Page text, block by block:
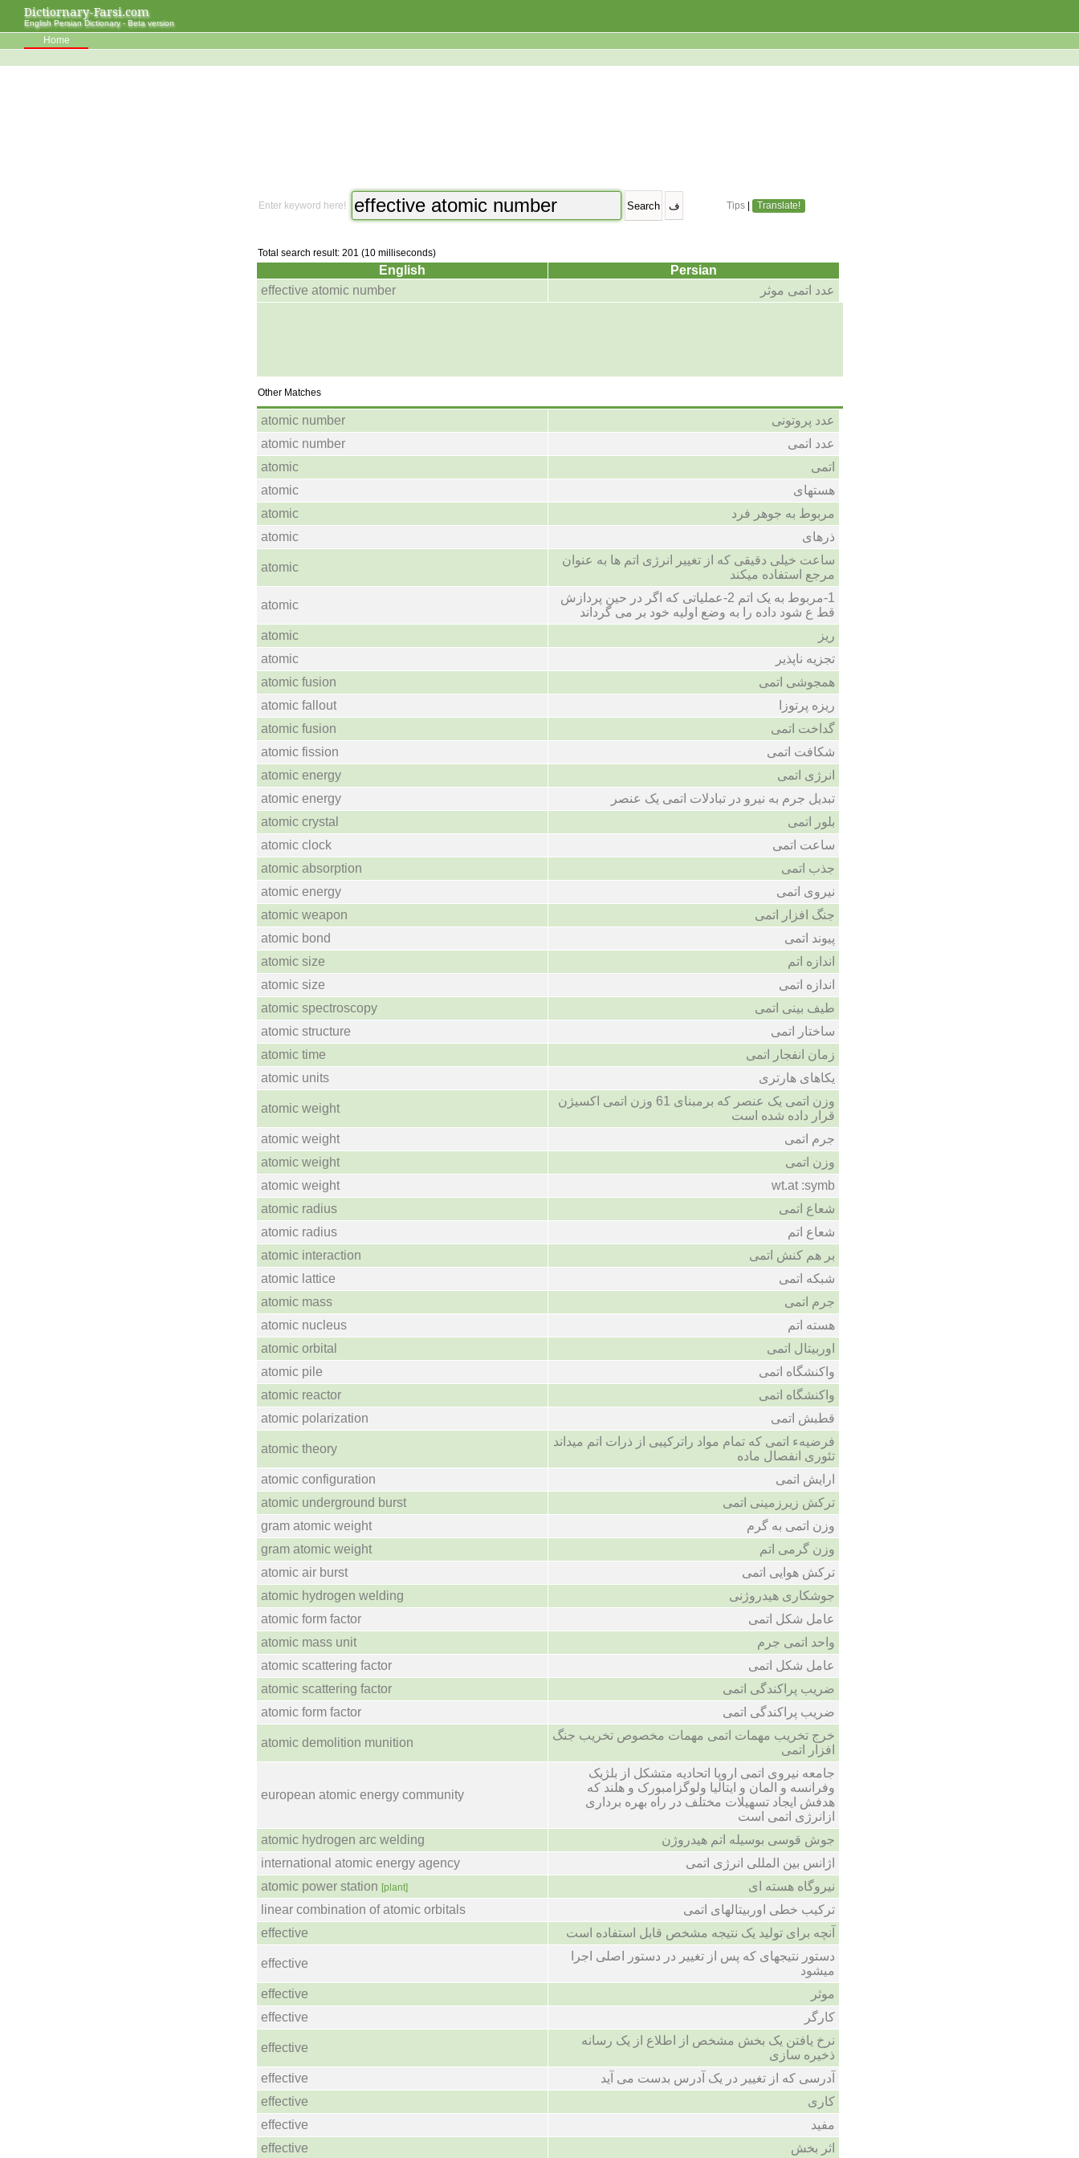
Dictiornary-Farsi.com
English Persian Dictionary - Beta version
Home
Enter keyword here! Tips Translate!
Total search result: 201 (10 milliseconds)
English
Persian
effective atomic number
عدد اتمی موثر
Other Matches
atomic number
عدد پروتونی
atomic number
عدد اتمی
atomic
اتمی
atomic
هستهای
atomic
مربوط به جوهر فرد
atomic
ذرهای
atomic
ساعت خیلی دقیقی که از تغییر انرژی اتم ها به عنوان
مرجع استفاده میکند
atomic
1-مربوط به یک اتم 2-عملیاتی که اگر در حین پردازش
قط ع شود داده را به وضع اولیه خود بر می گرداند
atomic
ریز
atomic
تجزیه ناپذیر
atomic fusion
همجوشی اتمی
atomic fallout
ریزه پرتوزا
atomic fusion
گداخت اتمی
atomic fission
شکافت اتمی
atomic energy
انرژی اتمی
atomic energy
تبدیل جرم به نیرو در تبادلات اتمی یک عنصر
atomic crystal
بلور اتمی
atomic clock
ساعت اتمی
atomic absorption
جذب اتمی
atomic energy
نیروی اتمی
atomic weapon
جنگ افزار اتمی
atomic bond
پیوند اتمی
atomic size
اندازه اتم
atomic size
اندازه اتمی
atomic spectroscopy
طیف بینی اتمی
atomic structure
ساختار اتمی
atomic time
زمان انفجار اتمی
atomic units
یکاهای هارتری
atomic weight
وزن اتمی یک عنصر که برمبنای 61 وزن اتمی اکسیژن
قرار داده شده است
atomic weight
جرم اتمی
atomic weight
وزن اتمی
atomic weight
wt.at :symb
atomic radius
شعاع اتمی
atomic radius
شعاع اتم
atomic interaction
بر هم کنش اتمی
atomic lattice
شبکه اتمی
atomic mass
جرم اتمی
atomic nucleus
هسته اتم
atomic orbital
اوربیتال اتمی
atomic pile
واکنشگاه اتمی
atomic reactor
واکنشگاه اتمی
atomic polarization
قطبش اتمی
atomic theory
فرضیهء اتمی که تمام مواد راترکیبی از ذرات اتم میداند
تئوری انفصال ماده
atomic configuration
ارایش اتمی
atomic underground burst
ترکش زیرزمینی اتمی
gram atomic weight
وزن اتمی به گرم
gram atomic weight
وزن گرمی اتم
atomic air burst
ترکش هوایی اتمی
atomic hydrogen welding
جوشکاری هیدروژنی
atomic form factor
عامل شکل اتمی
atomic mass unit
واحد اتمی جرم
atomic scattering factor
عامل شکل اتمی
atomic scattering factor
ضریب پراکندگی اتمی
atomic form factor
ضریب پراکندگی اتمی
atomic demolition munition
خرج تخریب مهمات اتمی مهمات مخصوص تخریب جنگ
افزار اتمی
european atomic energy community
جامعه نیروی اتمی اروپا اتحادیه متشکل از بلژیک
وفرانسه و المان و ایتالیا ولوگزامبورک و هلند که
هدفش ایجاد تسهیلات مختلف در راه بهره برداری
ازانرژی اتمی است
atomic hydrogen arc welding
جوش قوسی بوسیله اتم هیدروژن
international atomic energy agency
اژانس بین المللی انرژی اتمی
atomic power station [plant]
نیروگاه هسته ای
linear combination of atomic orbitals
ترکیب خطی اوربیتالهای اتمی
effective
آنچه برای تولید یک نتیجه مشخص قابل استفاده است
effective
دستور نتیجهای که پس از تغییر در دستور اصلی اجرا
میشود
effective
موثر
effective
کارگر
effective
نرخ یافتن یک بخش مشخص از اطلاع از یک رسانه
ذخیره سازی
effective
آدرسی که از تغییر در یک آدرس بدست می آید
effective
کاری
effective
مفید
effective
اثر بخش